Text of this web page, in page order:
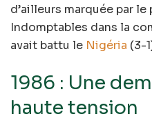
d’ailleurs marquée par
Indomptables dans la
avait battu le Nigéria (3-
1986 : Une
haute tension